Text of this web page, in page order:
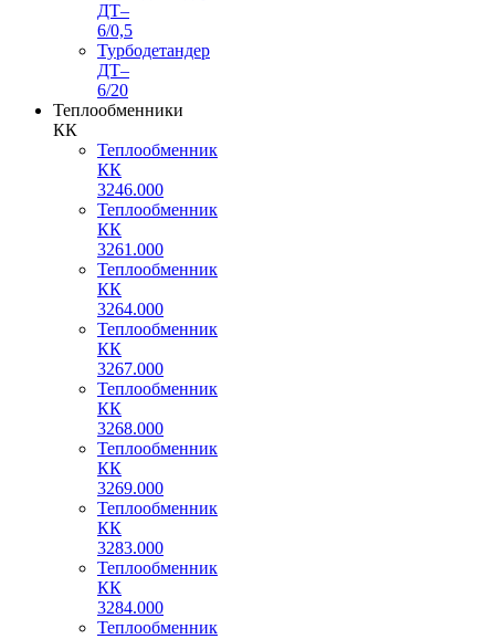
ДТ–
6/0,5
Турбодетандер
ДТ–
6/20
Теплообменники
КК
Теплообменник
КК
3246.000
Теплообменник
КК
3261.000
Теплообменник
КК
3264.000
Теплообменник
КК
3267.000
Теплообменник
КК
3268.000
Теплообменник
КК
3269.000
Теплообменник
КК
3283.000
Теплообменник
КК
3284.000
Теплообменник